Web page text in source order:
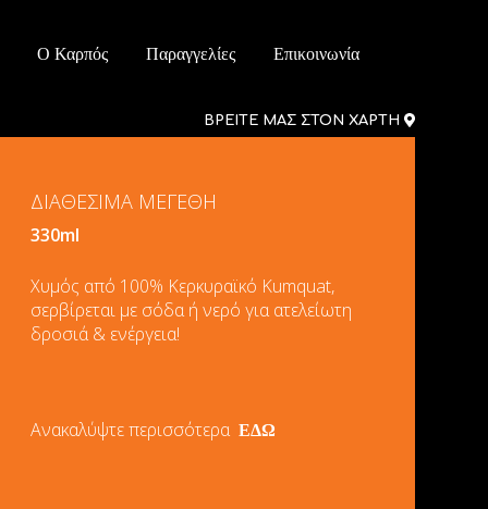
Ο Καρπός Παραγγελίες Επικοινωνία
ΒΡΕΙΤΕ ΜΑΣ ΣΤΟΝ ΧΑΡΤΗ
ΔΙΑΘΕΣΙΜΑ ΜΕΓΕΘΗ
330ml
Χυμός από 100% Κερκυραϊκό Kumquat,
σερβίρεται με σόδα ή νερό για ατελείωτη
δροσιά & ενέργεια!
Ανακαλύψτε περισσότερα ΕΔΩ